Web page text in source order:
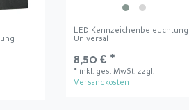
LED Kennzeichenbeleuchtung
Universal
8,50 € *
* inkl. ges. MwSt. zzgl.
Versandkosten